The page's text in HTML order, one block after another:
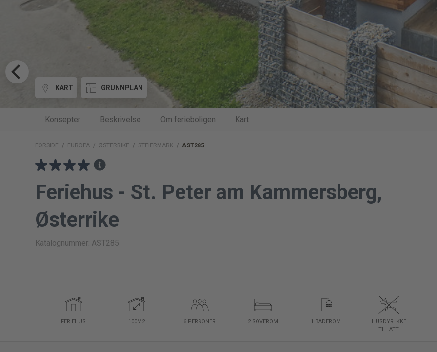
KART GRUNNPLAN
Konsepter Beskrivelse Om ferieboligen Kart
FORSIDE / EUROPA / ØSTERRIKE / STEIERMARK / AST285
Feriehus - St. Peter am Kammersberg,
Østerrike
Katalognummer: AST285
FERIEHUS 100M2 6 PERSONER 2 SOVEROM 1 BADEROM
HUSDYR IKKE
TILLATT